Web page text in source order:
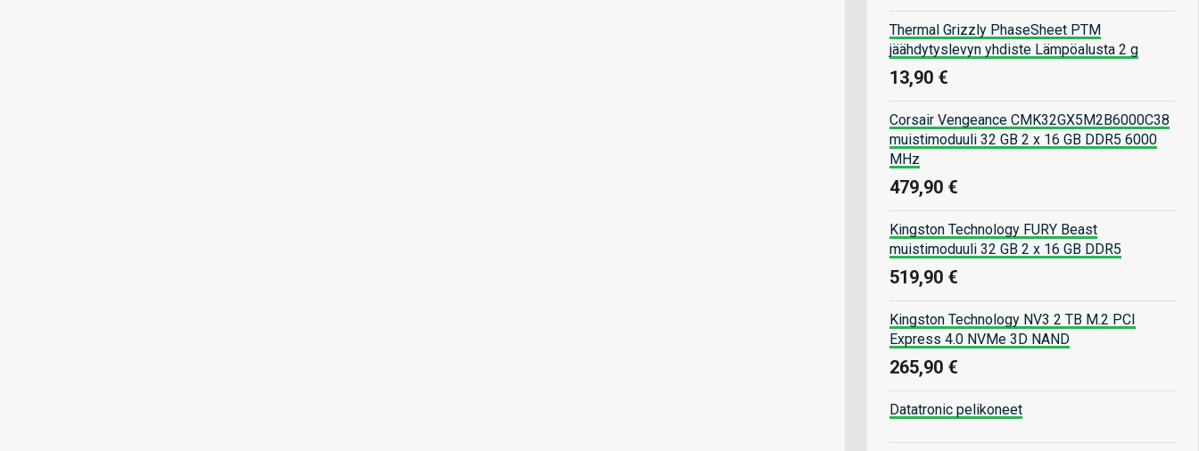
Thermal Grizzly PhaseSheet PTM
jäähdytyslevyn yhdiste Lämpöalusta 2 g
13,90 €
Corsair Vengeance CMK32GX5M2B6000C38
muistimoduuli 32 GB 2 x 16 GB DDR5 6000
MHz
479,90 €
Kingston Technology FURY Beast
muistimoduuli 32 GB 2 x 16 GB DDR5
519,90 €
Kingston Technology NV3 2 TB M.2 PCI
Express 4.0 NVMe 3D NAND
265,90 €
Datatronic pelikoneet